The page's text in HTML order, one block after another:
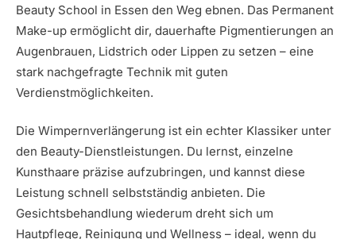
Beauty School in Essen den Weg ebnen. Das Permanent
Make-up ermöglicht dir, dauerhafte Pigmentierungen an
Augenbrauen, Lidstrich oder Lippen zu setzen – eine
stark nachgefragte Technik mit guten
Verdienstmöglichkeiten.
Die Wimpernverlängerung ist ein echter Klassiker unter
den Beauty-Dienstleistungen. Du lernst, einzelne
Kunsthaare präzise aufzubringen, und kannst diese
Leistung schnell selbstständig anbieten. Die
Gesichtsbehandlung wiederum dreht sich um
Hautpflege, Reinigung und Wellness – ideal, wenn du